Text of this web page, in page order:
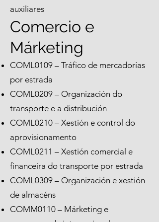
auxiliares
Comercio e
Márketing
COML0109 – Tráfico de mercadorías
por estrada
COML0209 – Organización do
transporte e a distribución
COML0210 – Xestión e control do
aprovisionamento
COML0211 – Xestión comercial e
financeira do transporte por estrada
COML0309 – Organización e xestión
de almacéns
COMM0110 – Márketing e